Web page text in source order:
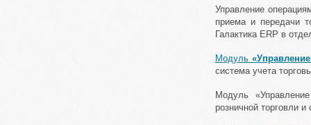
Управление
приема и передачи
Галактика ERP в
Модуль
система учета
Модуль
розничной торговли